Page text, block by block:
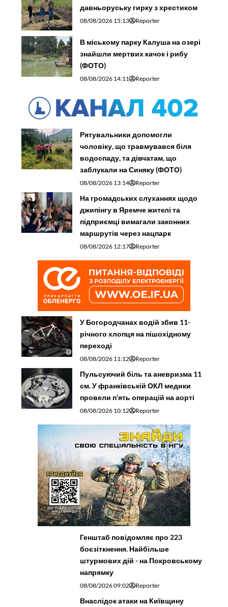
давньоруську гирку з хрестиком
08/08/2026 15:13 Reporter
В міському парку Калуша на озері
знайшли мертвих качок і рибу
(ФОТО)
08/08/2026 14:11 Reporter
Рятувальники допомогли
чоловіку, що травмувався біля
водоспаду, та дівчатам, що
заблукали на Синяку (ФОТО)
08/08/2026 13:14 Reporter
На громадських слуханнях щодо
джипінгу в Яремче житeлі та
підприємці вимагали законних
маршрутів через нацпарк
08/08/2026 12:17 Reporter
У Богородчанах водій збив 11-
річного хлопця на пішохідному
переході
08/08/2026 11:12 Reporter
Пульсуючий біль та аневризма 11
см. У франківській ОКЛ медики
провели п’ять операцій на аорті
08/08/2026 10:12 Reporter
Генштаб повідомляє про 223
боєзіткнення. Найбільше
штурмових дій - на Покровському
напрямку
08/08/2026 09:02 Reporter
Внаслідок атаки на Київщину